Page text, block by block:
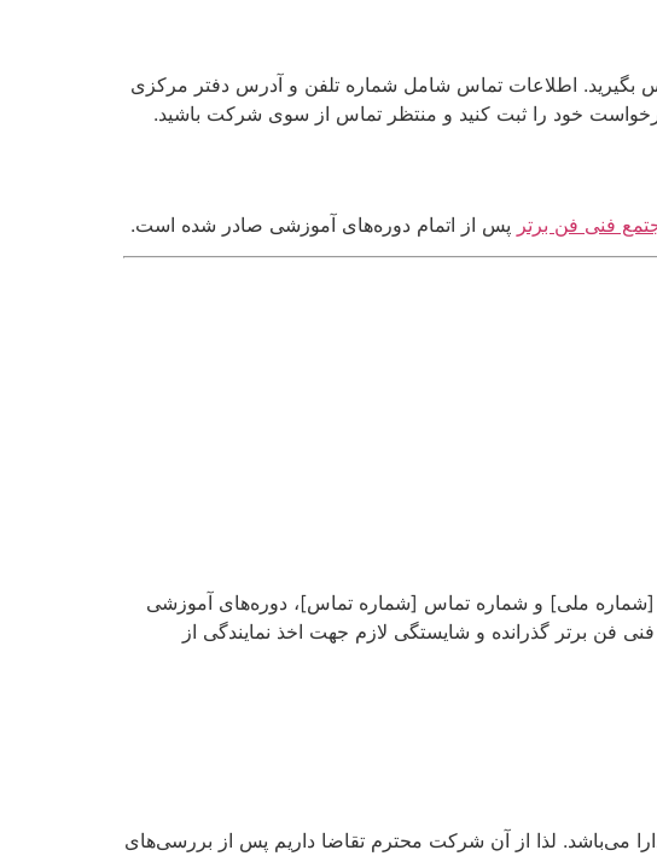
بگیرید. اطلاعات تماس شامل شماره تلفن و آدرس دفتر مرکزی
خود را ثبت کنید و منتظر تماس از سوی شرکت باشید.
فنی فن برتر پس از اتمام دوره‌های آموزشی صادر شده است.
[شماره ملی] و شماره تماس [شماره تماس]، دوره‌های آموزشی
برتر گذرانده و شایستگی لازم جهت اخذ نمایندگی از
می‌باشد. لذا از آن شرکت محترم تقاضا داریم پس از بررسی‌های